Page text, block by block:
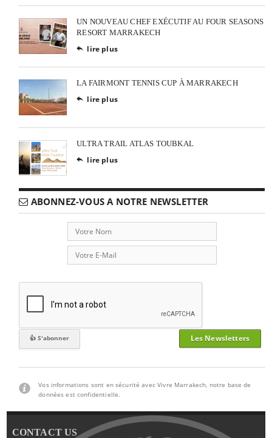
UN NOUVEAU CHEF EXÉCUTIF AU FOUR SEASONS
RESORT MARRAKECH
 lire plus
LA FAIRMONT TENNIS CUP À MARRAKECH
 lire plus
ULTRA TRAIL ATLAS TOUBKAL
 lire plus
ABONNEZ-VOUS A NOTRE NEWSLETTER
Les Newsletters
Vos informations sont en sécurité avec Vivre Marrakech, notre base de
données est confidentielle.
CONTACT US